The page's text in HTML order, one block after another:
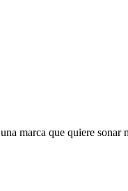
marca que quiere sonar